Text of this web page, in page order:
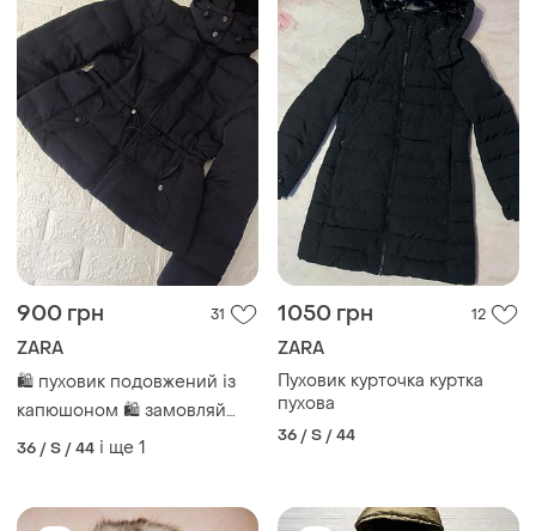
900 грн 31
ZARA
🛍️ пуховик подовжений із
капюшоном 🛍️ замовляй
безпечну оплату 24/7 🛍️
36 / S / 44 і ще 1
1050 грн 12
ZARA
Пуховик курточка куртка
пухова
36 / S / 44